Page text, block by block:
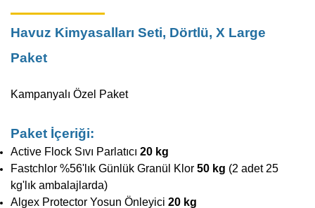
Havuz Kimyasalları Seti, Dörtlü, X Large
Paket
Kampanyalı Özel Paket
Paket İçeriği:
Active Flock Sıvı Parlatıcı 20 kg
Fastchlor %56'lık Günlük Granül Klor 50 kg (2 adet 25
kg'lık ambalajlarda)
Algex Protector Yosun Önleyici 20 kg